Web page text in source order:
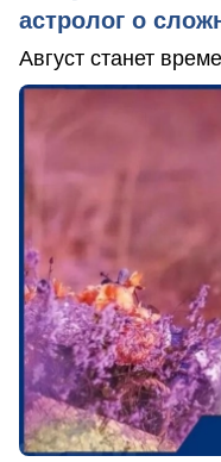
астролог о
Август станет